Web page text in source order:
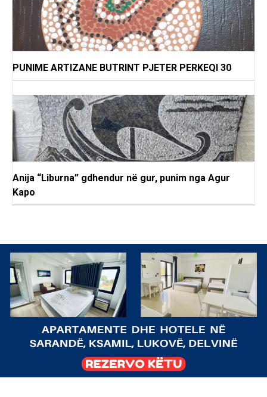
PUNIME ARTIZANE BUTRINT PJETER PERKEQI 30
Anija “Liburna” gdhendur në gur, punim nga Agur
Kapo